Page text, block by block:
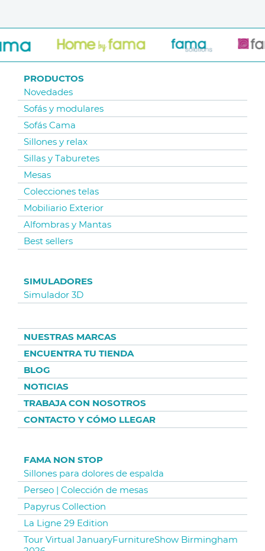
PRODUCTOS
Novedades
Sofás y modulares
Sofás Cama
Sillones y relax
Sillas y Taburetes
Mesas
Colecciones telas
Mobiliario Exterior
Alfombras y Mantas
Best sellers
SIMULADORES
Simulador 3D
NUESTRAS MARCAS
ENCUENTRA TU TIENDA
BLOG
NOTICIAS
TRABAJA CON NOSOTROS
CONTACTO Y CÓMO LLEGAR
FAMA NON STOP
Sillones para dolores de espalda
Perseo | Colección de mesas
Papyrus Collection
La Ligne 29 Edition
Tour Virtual JanuaryFurnitureShow Birmingham